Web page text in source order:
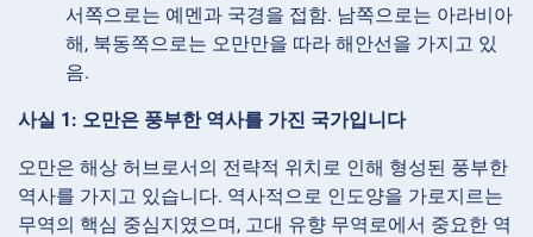
서쪽으로는 예멘과 국경을 접함. 남쪽으로는 아라비아
해, 북동쪽으로는 오만만을 따라 해안선을 가지고 있
음.
사실 1: 오만은 풍부한 역사를 가진 국가입니다
오만은 해상 허브로서의 전략적 위치로 인해 형성된 풍부한
역사를 가지고 있습니다. 역사적으로 인도양을 가로지르는
무역의 핵심 중심지였으며, 고대 유향 무역로에서 중요한 역